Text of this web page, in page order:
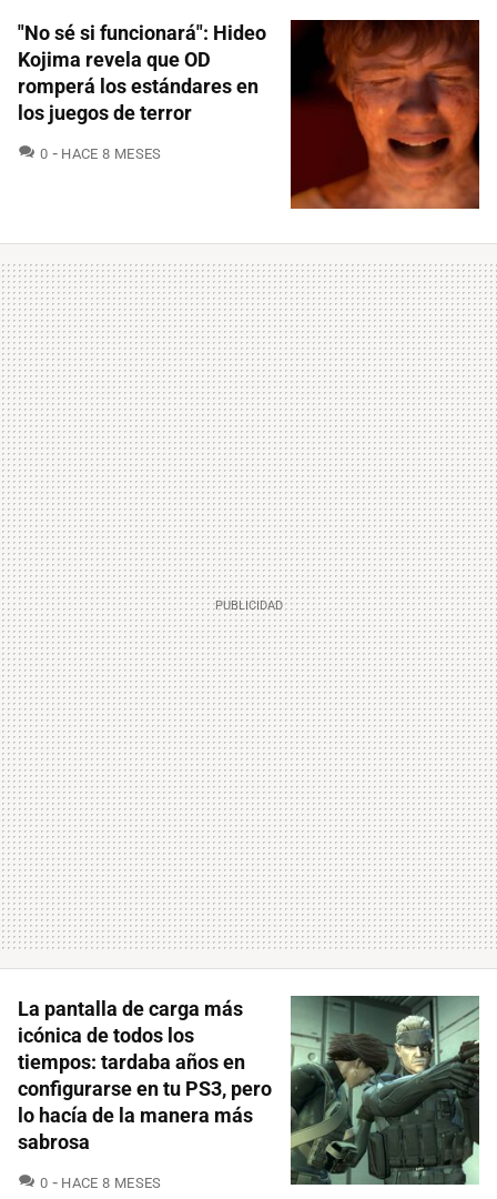
"No sé si funcionará": Hideo
Kojima revela que OD
romperá los estándares en
los juegos de terror
0 COMENTARIOS
HACE 8 MESES
La pantalla de carga más
icónica de todos los
tiempos: tardaba años en
configurarse en tu PS3, pero
lo hacía de la manera más
sabrosa
0 COMENTARIOS
HACE 8 MESES